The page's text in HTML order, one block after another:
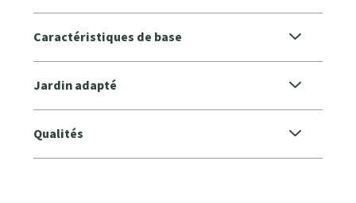
Caractéristiques de base
Jardin adapté
Qualités